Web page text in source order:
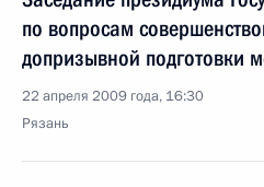
по вопросам
допризывной подготовки
22 апреля 2009 года, 16:30
Рязань